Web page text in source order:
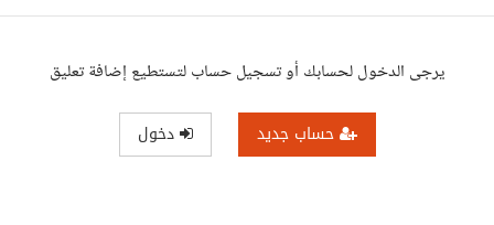
يرجى الدخول لحسابك أو تسجيل حساب لتستطيع إضافة تعليق
حساب جديد دخول